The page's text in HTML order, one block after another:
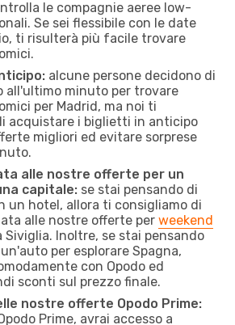
le compagnie aeree low-
Se sei flessibile con le date
ti risulterà più facile trovare
alcune persone decidono di
all'ultimo minuto per trovare
per Madrid, ma noi ti
acquistare i biglietti in anticipo
migliori ed evitare sorprese
alle nostre offerte per un
capitale: se stai pensando di
un hotel, allora ti consigliamo di
alle nostre offerte per weekend
Siviglia. Inoltre, se stai pensando
per esplorare Spagna,
con Opodo ed
sconti sul prezzo finale.
nostre offerte Opodo Prime:
Prime, avrai accesso a